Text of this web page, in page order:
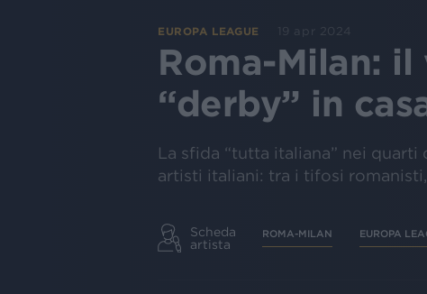
EUROPA LEAGUE 19 apr 2024
Roma-Milan:
“derby” in
La sfida “tutta italiana” nei
artisti italiani: tra i tifosi
Scheda
artista
ROMA-MILAN EUROPA